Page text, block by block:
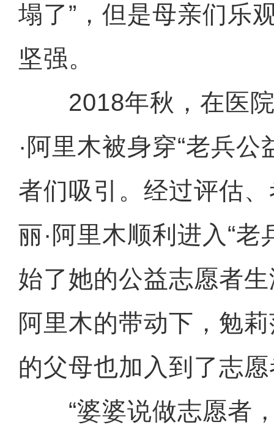
塌了”，但是母亲们乐
坚强。
2018年秋，在医院
·阿里木被身穿“老兵公
者们吸引。经过评估
丽·阿里木顺利进入“老
始了她的公益志愿者
阿里木的带动下，勉
的父母也加入到了志
“婆婆说做志愿者，